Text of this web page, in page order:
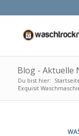
Blog - Aktuelle
Du bist hier:
Exquisit